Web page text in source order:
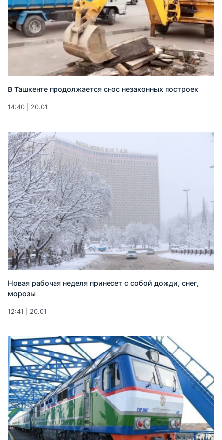
В Ташкенте продолжается снос незаконных построек
14:40 | 20.01
Новая рабочая неделя принесет с собой дожди, снег,
морозы
12:41 | 20.01